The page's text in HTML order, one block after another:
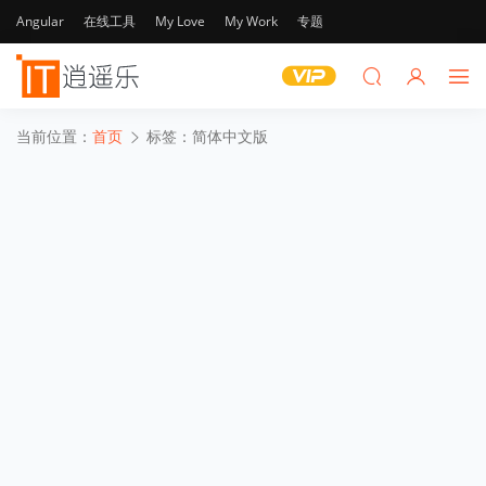
Angular 在线工具 My Love My Work 专题
当前位置： 首页 标签：简体中文版